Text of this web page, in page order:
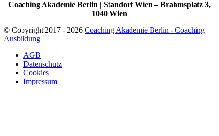
Coaching Akademie Berlin | Standort Wien – Brahmsplatz 3,
1040 Wien
© Copyright 2017 - 2026 Coaching Akademie Berlin - Coaching
Ausbildung
AGB
Datenschutz
Cookies
Impressum